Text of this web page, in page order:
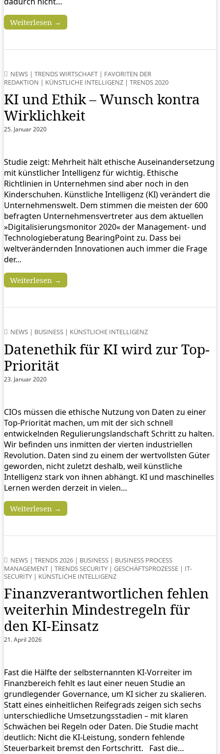
Weiterlesen →
NEWS | TRENDS WIRTSCHAFT | FAVORITEN DER
REDAKTION | KÜNSTLICHE INTELLIGENZ | TRENDS 2020
KI und Ethik – Wunsch kontra
Wirklichkeit
25. Januar 2020
Studie zeigt: Mehrheit hält ethische Auseinandersetzung
mit künstlicher Intelligenz für wichtig. Ethische
Richtlinien in Unternehmen sind aber noch in den
Kinderschuhen. Künstliche Intelligenz (KI) verändert die
Unternehmenswelt. Dem stimmen die meisten der 600
befragten Unternehmensvertreter aus dem aktuellen
»Digitalisierungsmonitor 2020« der Management- und
Technologieberatung BearingPoint zu. Dass bei
weltverändernden Innovationen auch immer die Frage
der…
Weiterlesen →
NEWS | BUSINESS | KÜNSTLICHE INTELLIGENZ
Datenethik für KI wird zur Top-
Priorität
23. Januar 2020
CIOs müssen die ethische Nutzung von Daten zu einer
Top-Priorität machen, um mit der sich schnell
entwickelnden Regulierungslandschaft Schritt zu halten.
Wir befinden uns inmitten der vierten industriellen
Revolution. Daten sind zu einem der wertvollsten Güter
geworden, nicht zuletzt deshalb, weil künstliche
Intelligenz stark von ihnen abhängt. KI und maschinelles
Lernen werden derzeit in vielen…
Weiterlesen →
NEWS | TRENDS 2026 | BUSINESS | BUSINESS PROCESS
MANAGEMENT | TRENDS SECURITY | GESCHÄFTSPROZESSE | IT-
SECURITY | KÜNSTLICHE INTELLIGENZ
Finanzverantwortlichen fehlen
weiterhin Mindestregeln für
den KI-Einsatz
21. April 2026
Fast die Hälfte der selbsternannten KI‑Vorreiter im
Finanzbereich fehlt es laut einer neuen Studie an
grundlegender Governance, um KI sicher zu skalieren.
Statt eines einheitlichen Reifegrads zeigen sich sechs
unterschiedliche Umsetzungsstadien – mit klaren
Schwächen bei Regeln oder Daten. Die Studie macht
deutlich: Nicht die KI‑Leistung, sondern fehlende
Steuerbarkeit bremst den Fortschritt. Fast die…